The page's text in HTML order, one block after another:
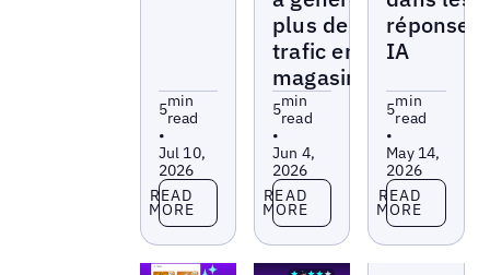
5min
read
•
Jul 10,
2026
Read more
READ
MORE
plus de
trafic en
magasin
5min
read
•
Jun 4,
2026
Read more
READ
MORE
réponses
IA
5min
read
•
May 14,
2026
Read more
READ
MORE